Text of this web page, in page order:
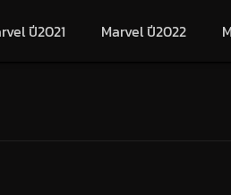
ปี2021 Marvel ปี2022